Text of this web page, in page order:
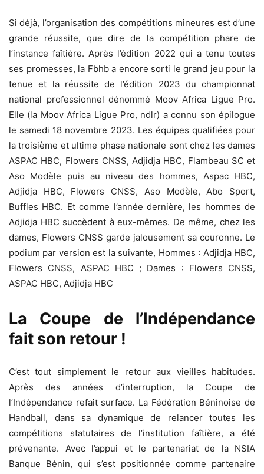
Si déjà, l’organisation des compétitions mineures est d’une
grande réussite, que dire de la compétition phare de
l’instance faîtière. Après l’édition 2022 qui a tenu toutes
ses promesses, la Fbhb a encore sorti le grand jeu pour la
tenue et la réussite de l’édition 2023 du championnat
national professionnel dénommé Moov Africa Ligue Pro.
Elle (la Moov Africa Ligue Pro, ndlr) a connu son épilogue
le samedi 18 novembre 2023. Les équipes qualifiées pour
la troisième et ultime phase nationale sont chez les dames
ASPAC HBC, Flowers CNSS, Adjidja HBC, Flambeau SC et
Aso Modèle puis au niveau des hommes, Aspac HBC,
Adjidja HBC, Flowers CNSS, Aso Modèle, Abo Sport,
Buffles HBC. Et comme l’année dernière, les hommes de
Adjidja HBC succèdent à eux-mêmes. De même, chez les
dames, Flowers CNSS garde jalousement sa couronne. Le
podium par version est la suivante, Hommes : Adjidja HBC,
Flowers CNSS, ASPAC HBC ; Dames : Flowers CNSS,
ASPAC HBC, Adjidja HBC
La Coupe de l’Indépendance
fait son retour !
C’est tout simplement le retour aux vieilles habitudes.
Après des années d’interruption, la Coupe de
l’Indépendance refait surface. La Fédération Béninoise de
Handball, dans sa dynamique de relancer toutes les
compétitions statutaires de l’institution faîtière, a été
prévenante. Avec l’appui et le partenariat de la NSIA
Banque Bénin, qui s’est positionnée comme partenaire